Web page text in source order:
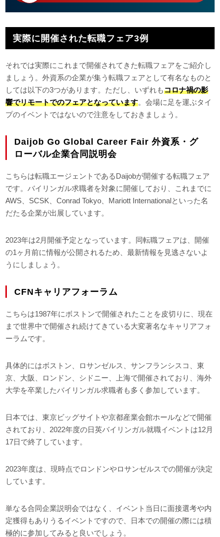
実際に開催された転職フェア3例
それでは実際にこれまで開催されてきた転職フェアをご紹介し
ましょう。外資系の企業が集う転職フェアとして有名なものと
しては以下の3つがあります。ただし、いずれもコロナ禍の影
響でリモートでのフェアとなっています。会場に足を運ぶタイ
プのイベントではないので注意をしておきましょう。
Daijob Go Global Career Fair 外資系・グ
ローバル企業合同説明会
こちらは転職エージェントであるDaijobが開催する転職フェア
です。バイリンガル求職者を対象に開催しており、これまでに
AWS、SCSK、Conrad Tokyo、Mariott Internationalといった名
だたる企業が出展しています。
2023年は2月開催予定となっています。同転職フェアは、開催
の1ヶ月前に情報が公開されるため、最新情報を見逃さないよ
うにしましょう。
CFNキャリアフォーラム
こちらは1987年にボストンで開催されたことを皮切りに、現在
まで世界中で開催され続けてきている大変著名なキャリアフォ
ーラムです。
具体的にはボストン、ロサンゼルス、サンフランシスコ、東
京、大阪、ロンドン、シドニー、上海で開催されており、海外
大学を卒業したバイリンガル求職者も多く参加しています。
日本では、東京ビッグサイトや京都産業会館ホールなどで開催
されており、2022年度の日英バイリンガル就職イベントは12月
17日で終了しています。
2023年度は、現時点でロンドンやロサンゼルスでの開催が決定
しています。
単なる合同企業説明会ではなく、イベント当日に面接選考や内
定獲得もありうるイベントですので、日本での開催の際には積
極的に参加してみると良いでしょう。